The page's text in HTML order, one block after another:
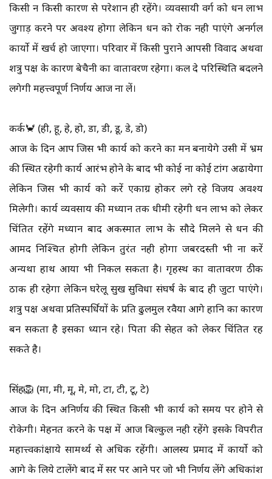
किसी न किसी कारण से परेशान ही रहेंगे। व्यवसायी वर्ग को धन लाभ
जुगाड़ करने पर अवश्य होगा लेकिन धन को रोक नही पाएंगे अनर्गल
कार्यो में खर्च हो जाएगा। परिवार में किसी पुराने आपसी विवाद अथवा
शत्रु पक्ष के कारण बेचैनी का वातावरण रहेगा। कल दे परिस्थिति बदलने
लगेगी महत्त्वपूर्ण निर्णय आज ना लें।
कर्क🦀 (ही, हू, हे, हो, डा, डी, डू, डे, डो)
आज के दिन आप जिस भी कार्य को करने का मन बनायेगे उसी में भ्रम
की स्थित रहेगी कार्य आरंभ होने के बाद भी कोई ना कोई टांग अढायेगा
लेकिन जिस भी कार्य को करें एकाग्र होकर लगे रहे विजय अवश्य
मिलेगी। कार्य व्यवसाय की मध्यान तक धीमी रहेगी धन लाभ को लेकर
चिंतित रहेंगे मध्यान बाद अकस्मात लाभ के सौदे मिलने से धन की
आमद निश्चित होगी लेकिन तुरंत नही होगा जबरदस्ती भी ना करें
अन्यथा हाथ आया भी निकल सकता है। गृहस्थ का वातावरण ठीक
ठाक ही रहेगा लेकिन घरेलू सुख सुविधा संघर्ष के बाद ही जुटा पाएंगे।
शत्रु पक्ष अथवा प्रतिस्पर्धियों के प्रति ढुलमुल रवैया आगे हानि का कारण
बन सकता है इसका ध्यान रहे। पिता की सेहत को लेकर चिंतित रह
सकते है।
सिंह🦁 (मा, मी, मू, मे, मो, टा, टी, टू, टे)
आज के दिन अनिर्णय की स्थित किसी भी कार्य को समय पर होने से
रोकेगी। मेहनत करने के पक्ष में आज बिल्कुल नही रहेंगे इसके विपरीत
महात्त्वकांक्षाये सामर्थ्य से अधिक रहेंगी। आलस्य प्रमाद में कार्यो को
आगे के लिये टालेंगे बाद में सर पर आने पर जो भी निर्णय लेंगे अधिकांश